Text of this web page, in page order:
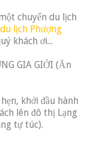
chuyến du lịch
lịch Phượng
khách ơi...
GIA GIỚI (Ăn
khởi đầu hành
lên đô thị Lạng
tự túc).